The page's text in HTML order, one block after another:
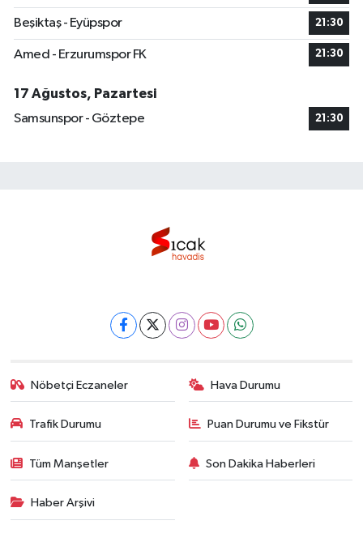
Beşiktaş - Eyüpspor 21:30
Amed - Erzurumspor FK 21:30
17 Ağustos, Pazartesi
Samsunspor - Göztepe
21:30
Nöbetçi Eczaneler Hava Durumu
Trafik Durumu Puan Durumu ve Fikstür
Tüm Manşetler Son Dakika Haberleri
Haber Arşivi